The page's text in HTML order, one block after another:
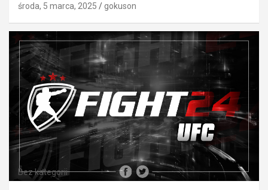
środa, 5 marca, 2025 gokuson
Bez kategorii